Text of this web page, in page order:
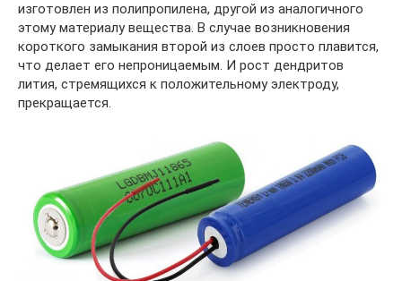
изготовлен из полипропилена, другой из аналогичного
этому материалу вещества. В случае возникновения
короткого замыкания второй из слоев просто плавится,
что делает его непроницаемым. И рост дендритов
лития, стремящихся к положительному электроду,
прекращается.